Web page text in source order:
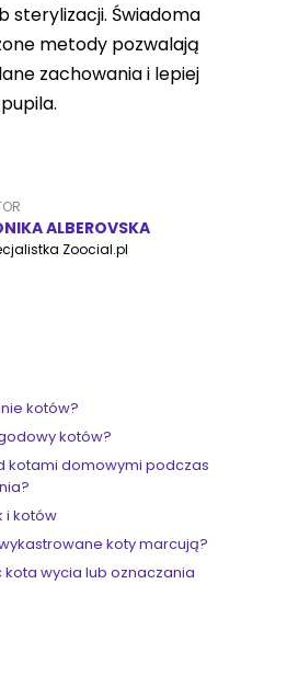
sterylizacji. Świadoma
metody pozwalają
zachowania i lepiej
ALBEROVSKA
Zoocial.pl
kotów?
kotów?
kotami domowymi podczas
i kotów
koty marcują?
kota wycia lub oznaczania